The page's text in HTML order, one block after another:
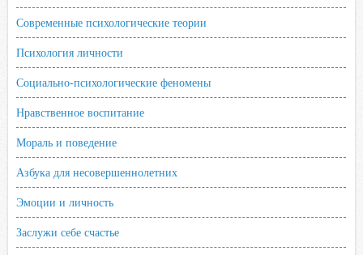
Современные психологические теории
Психология личности
Социально-психологические феномены
Нравственное воспитание
Мораль и поведение
Азбука для несовершеннолетних
Эмоции и личность
Заслужи себе счастье